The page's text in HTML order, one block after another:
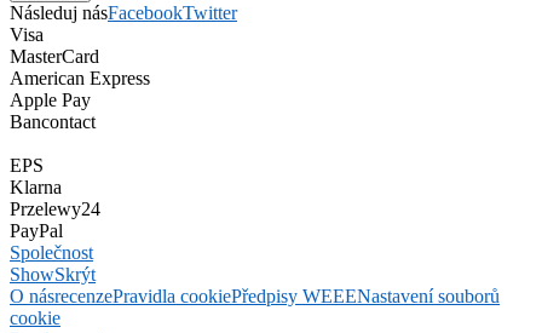
Následuj násFacebookTwitter
Visa
MasterCard
American Express
Apple Pay
Bancontact
EPS
Klarna
Przelewy24
PayPal
Společnost
ShowSkrýt
O násrecenzePravidla cookiePředpisy WEEENastavení souborů
cookie